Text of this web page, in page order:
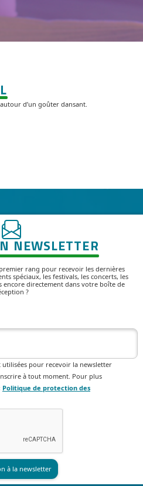
d’un goûter dansant.
NEWSLETTER
rang pour recevoir les dernières
spéciaux, les festivals, les concerts, les
encore directement dans votre boîte de
?
utilisées pour recevoir la newsletter
à tout moment. Pour plus
Politique de protection des